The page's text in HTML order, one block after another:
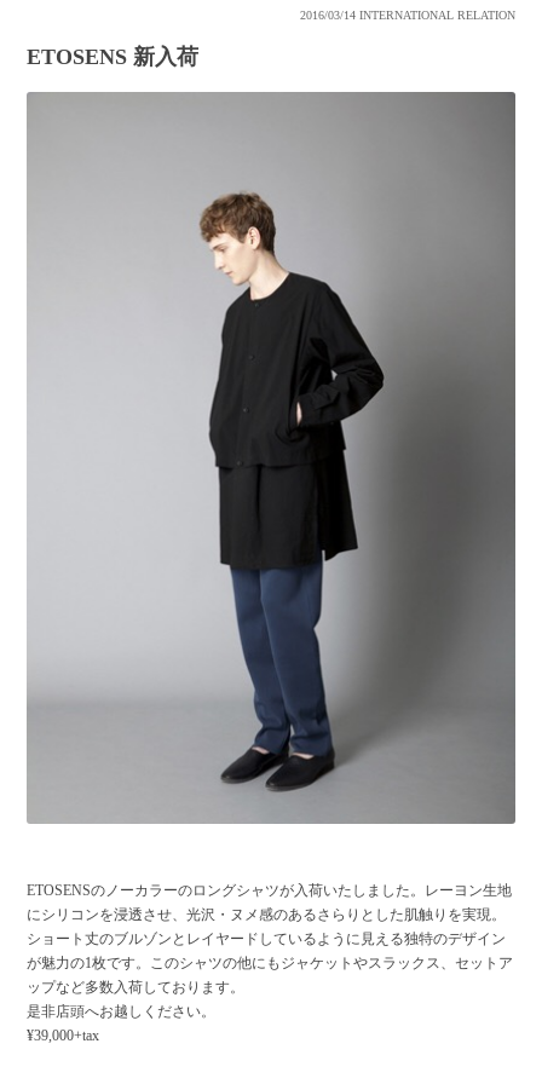
2016/03/14 INTERNATIONAL RELATION
ETOSENS 新入荷
ETOSENSのノーカラーのロングシャツが入荷いたしました。レーヨン生地
にシリコンを浸透させ、光沢・ヌメ感のあるさらりとした肌触りを実現。
ショート丈のブルゾンとレイヤードしているように見える独特のデザイン
が魅力の1枚です。このシャツの他にもジャケットやスラックス、セットア
ップなど多数入荷しております。
是非店頭へお越しください。
¥39,000+tax